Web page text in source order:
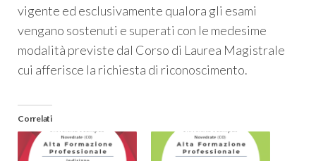
vigente ed esclusivamente qualora gli esami
vengano sostenuti e superati con le medesime
modalità previste dal Corso di Laurea Magistrale
cui afferisce la richiesta di riconoscimento.
Correlati